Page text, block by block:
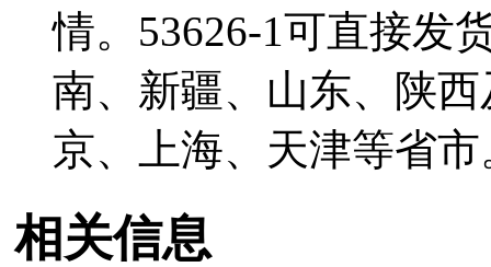
情。53626-1可直接发
南、新疆、山东、陕
京、上海、天津等省市
相关信息